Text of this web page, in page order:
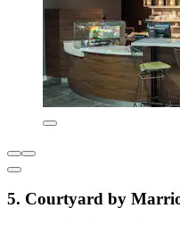
5. Courtyard by